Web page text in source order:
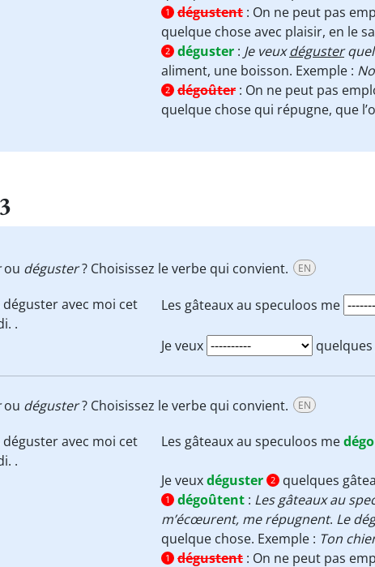
1 dégustent : On ne peut pas
quelque chose avec plaisir, en le
2 déguster : Je veux déguster
aliment, une boisson. Exemple :
2 dégoûter : On ne peut pas
quelque chose qui répugne, que
ou déguster? Choisissez le verbe qui convient. EN
dégusteravec moi cet
.
Les gâteaux au speculoos me
Je veux
ou déguster? Choisissez le verbe qui convient. EN
dégusteravec moi cet
.
Les gâteaux au speculoos me
Je veuxdéguster 2 quelques
1 dégoûtent : Les gâteaux au
m’écœurent, me répugnent. Le
quelque chose. Exemple : Ton
1 dégustent : On ne peut pas